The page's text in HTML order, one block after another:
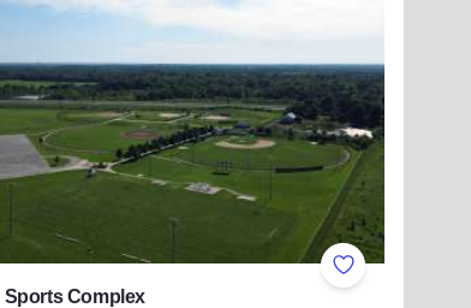
Add to Favorites
Sports Complex